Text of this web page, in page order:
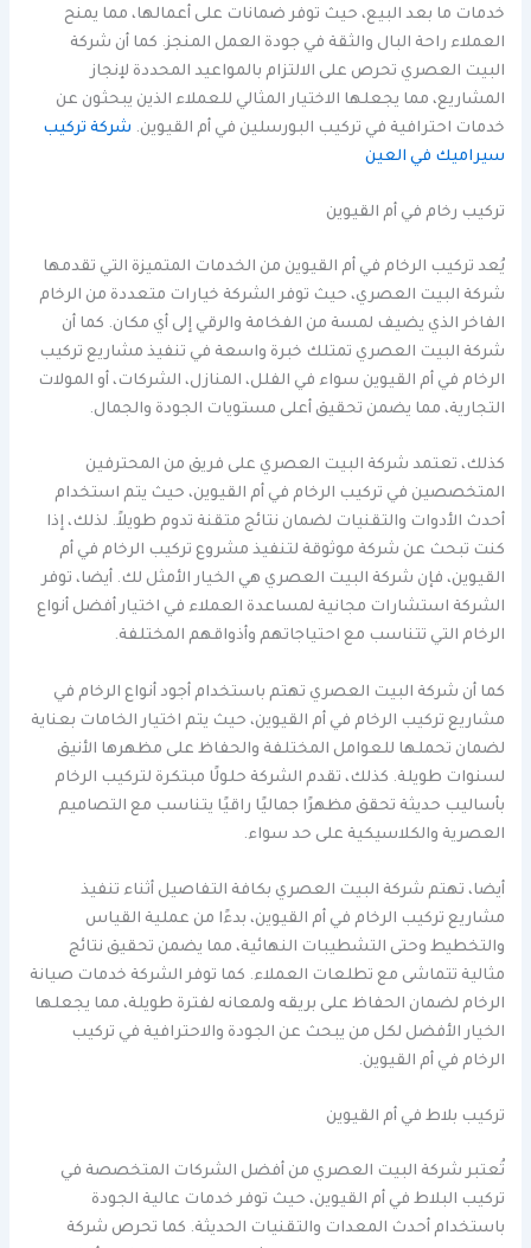
خدمات ما بعد البيع، حيث توفر ضمانات على أعمالها، مما يمنح
العملاء راحة البال والثقة في جودة العمل المنجز. كما أن شركة
البيت العصري تحرص على الالتزام بالمواعيد المحددة لإنجاز
المشاريع، مما يجعلها الاختيار المثالي للعملاء الذين يبحثون عن
خدمات احترافية في تركيب البورسلين في أم القيوين. شركة تركيب
سيراميك في العين
تركيب رخام في أم القيوين
يُعد تركيب الرخام في أم القيوين من الخدمات المتميزة التي تقدمها
شركة البيت العصري، حيث توفر الشركة خيارات متعددة من الرخام
الفاخر الذي يضيف لمسة من الفخامة والرقي إلى أي مكان. كما أن
شركة البيت العصري تمتلك خبرة واسعة في تنفيذ مشاريع تركيب
الرخام في أم القيوين سواء في الفلل، المنازل، الشركات، أو المولات
التجارية، مما يضمن تحقيق أعلى مستويات الجودة والجمال.
كذلك، تعتمد شركة البيت العصري على فريق من المحترفين
المتخصصين في تركيب الرخام في أم القيوين، حيث يتم استخدام
أحدث الأدوات والتقنيات لضمان نتائج متقنة تدوم طويلاً. لذلك، إذا
كنت تبحث عن شركة موثوقة لتنفيذ مشروع تركيب الرخام في أم
القيوين، فإن شركة البيت العصري هي الخيار الأمثل لك. أيضا، توفر
الشركة استشارات مجانية لمساعدة العملاء في اختيار أفضل أنواع
الرخام التي تتناسب مع احتياجاتهم وأذواقهم المختلفة.
كما أن شركة البيت العصري تهتم باستخدام أجود أنواع الرخام في
مشاريع تركيب الرخام في أم القيوين، حيث يتم اختيار الخامات بعناية
لضمان تحملها للعوامل المختلفة والحفاظ على مظهرها الأنيق
لسنوات طويلة. كذلك، تقدم الشركة حلولًا مبتكرة لتركيب الرخام
بأساليب حديثة تحقق مظهرًا جماليًا راقيًا يتناسب مع التصاميم
العصرية والكلاسيكية على حد سواء.
أيضا، تهتم شركة البيت العصري بكافة التفاصيل أثناء تنفيذ
مشاريع تركيب الرخام في أم القيوين، بدءًا من عملية القياس
والتخطيط وحتى التشطيبات النهائية، مما يضمن تحقيق نتائج
مثالية تتماشى مع تطلعات العملاء. كما توفر الشركة خدمات صيانة
الرخام لضمان الحفاظ على بريقه ولمعانه لفترة طويلة، مما يجعلها
الخيار الأفضل لكل من يبحث عن الجودة والاحترافية في تركيب
الرخام في أم القيوين.
تركيب بلاط في أم القيوين
تُعتبر شركة البيت العصري من أفضل الشركات المتخصصة في
تركيب البلاط في أم القيوين، حيث توفر خدمات عالية الجودة
باستخدام أحدث المعدات والتقنيات الحديثة. كما تحرص شركة